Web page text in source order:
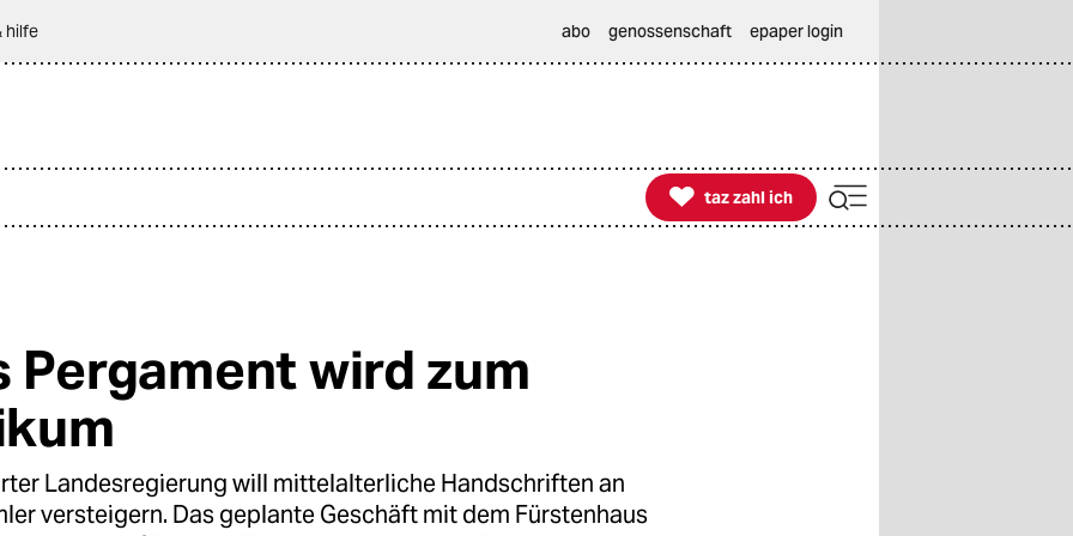
hilfe abo genossenschaft epaper login

taz zahl ich
taz zahl ich
Pergament wird zum
Landesregierung will mittelalterliche Handschriften an
versteigern. Das geplante Geschäft mit dem Fürstenhaus